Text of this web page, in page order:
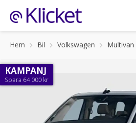
Hem Bil Volkswagen Multivan
KAMPANJ
Spara 64 000 kr